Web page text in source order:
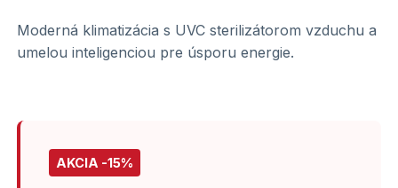
Moderná klimatizácia s UVC sterilizátorom vzduchu a
umelou inteligenciou pre úsporu energie.
AKCIA -15%